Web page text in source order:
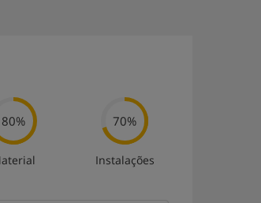
80% 70%
Instalações